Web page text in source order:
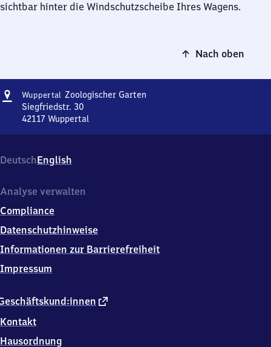
sichtbar hinter die Windschutzscheibe Ihres Wagens.
Nach oben
Adresse
Wuppertal Zoologischer Garten
Siegfriedstr. 30
42117 Wuppertal
Garten,
Siegfriedstr.
4
1
1
Wuppertal
DeutschEnglish
externer
Kontakt
Hausordnung
Analyse verwalten
Compliance
Datenschutzhinweise
Informationen zur Barrierefreiheit
Impressum